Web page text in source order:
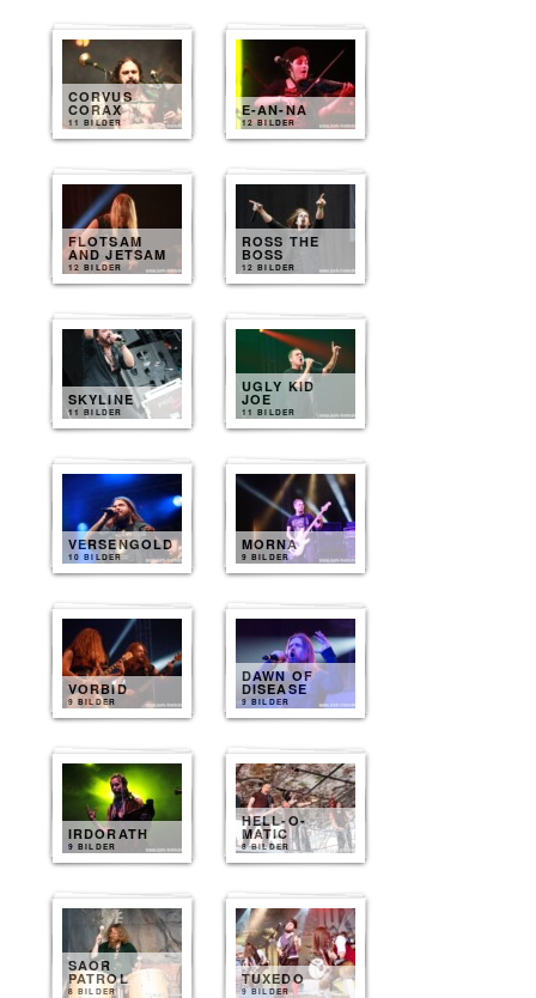
CORVUS
CORAX
11 BILDER
E-AN-NA
12 BILDER
FLOTSAM
AND JETSAM
12 BILDER
ROSS THE
BOSS
12 BILDER
SKYLINE
11 BILDER
UGLY KID
JOE
11 BILDER
VERSENGOLD
10 BILDER
MORNA
9 BILDER
VORBID
9 BILDER
DAWN OF
DISEASE
9 BILDER
IRDORATH
9 BILDER
HELL-O-
MATIC
8 BILDER
SAOR
PATROL
8 BILDER
TUXEDO
9 BILDER